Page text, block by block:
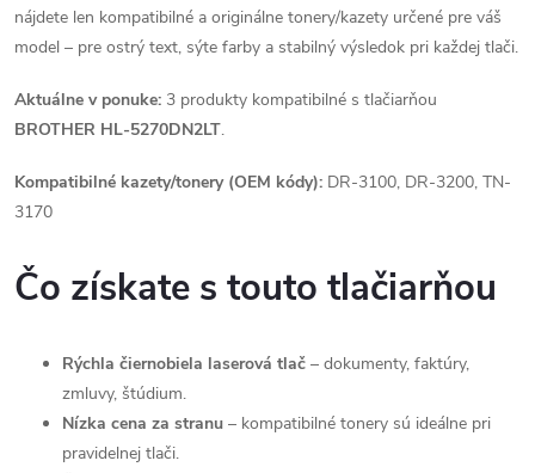
nájdete len kompatibilné a originálne tonery/kazety určené pre váš
model – pre ostrý text, sýte farby a stabilný výsledok pri každej tlači.
Aktuálne v ponuke: 3 produkty kompatibilné s tlačiarňou
BROTHER HL-5270DN2LT.
Kompatibilné kazety/tonery (OEM kódy): DR-3100, DR-3200, TN-
3170
Čo získate s touto tlačiarňou
Rýchla čiernobiela laserová tlač – dokumenty, faktúry,
zmluvy, štúdium.
Nízka cena za stranu – kompatibilné tonery sú ideálne pri
pravidelnej tlači.